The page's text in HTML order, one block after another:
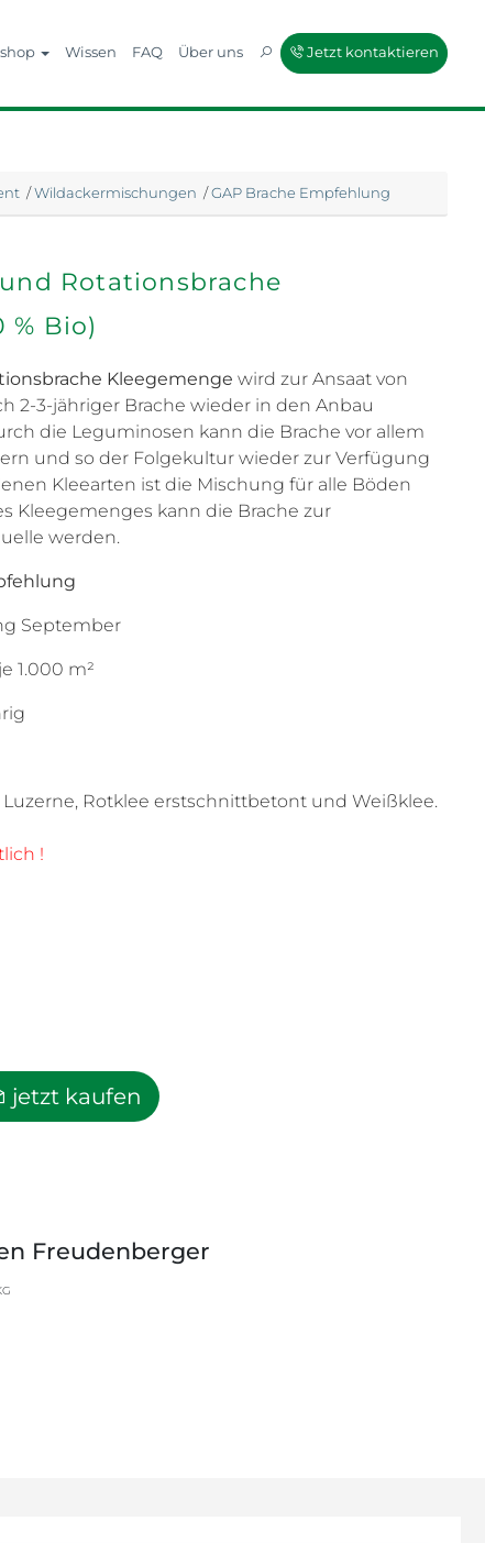
Wissen FAQ Über uns Jetzt kontaktieren
/Wildackermischungen /GAP Brache Empfehlung
Rotationsbrache
% Bio)
Kleegemenge wird zur Ansaat von
2-3-jähriger Brache wieder in den Anbau
die Leguminosen kann die Brache vor allem
und so der Folgekultur wieder zur Verfügung
Kleearten ist die Mischung für alle Böden
Kleegemenges kann die Brache zur
werden.
September
1.000 m²
Luzerne, Rotklee erstschnittbetont und Weißklee.
!
jetzt kaufen
Freudenberger